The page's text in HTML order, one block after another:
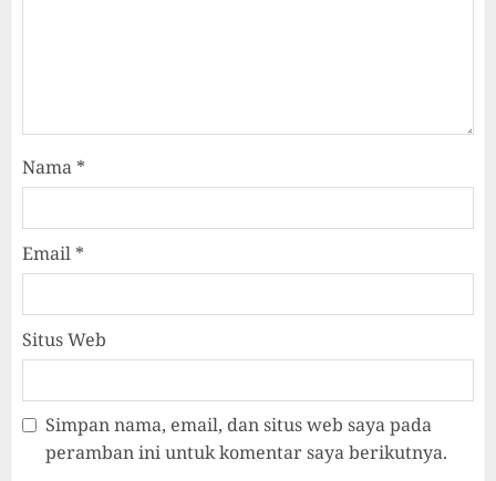
Nama *
Email *
Situs Web
Simpan nama, email, dan situs web saya pada
peramban ini untuk komentar saya berikutnya.